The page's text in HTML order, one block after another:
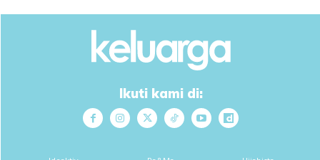
Ibu mengandung tak digalakkan minum air ni.
SalKongsiTipsCantik
Ikuti kami di: